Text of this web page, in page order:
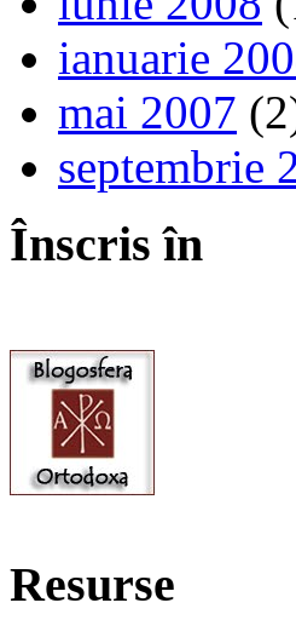
ianuarie
mai 2007
septembrie
Înscris în
Resurse